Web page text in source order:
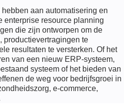
aan automatisering en
enterprise resource planning
die zijn ontworpen om de
productievertragingen te
resultaten te versterken. Of het
van een nieuw ERP-systeem,
systeem of het bieden van
de weg voor bedrijfsgroei in
e-commerce,